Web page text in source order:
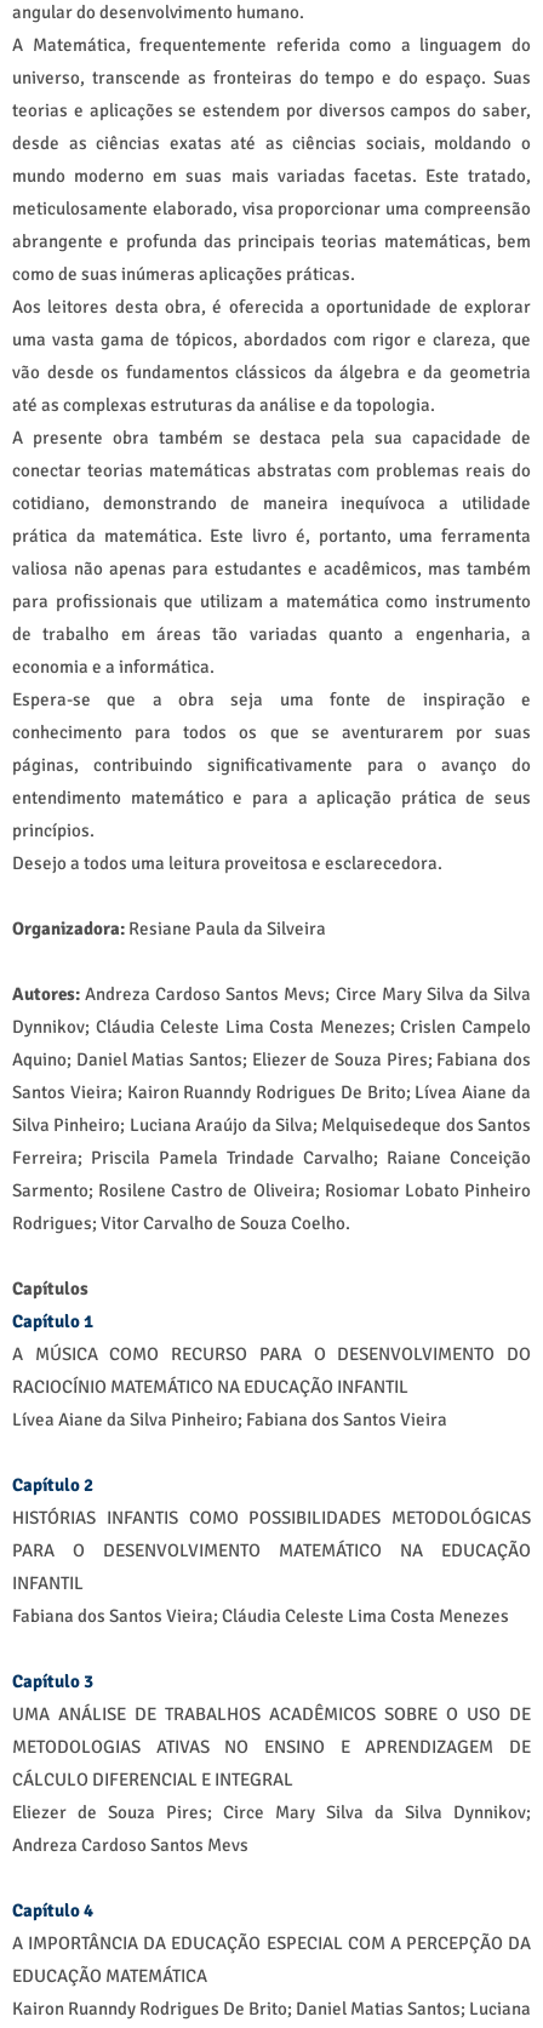
angular do desenvolvimento humano.
A Matemática, frequentemente referida como a linguagem do
universo, transcende as fronteiras do tempo e do espaço. Suas
teorias e aplicações se estendem por diversos campos do saber,
desde as ciências exatas até as ciências sociais, moldando o
mundo moderno em suas mais variadas facetas. Este tratado,
meticulosamente elaborado, visa proporcionar uma compreensão
abrangente e profunda das principais teorias matemáticas, bem
como de suas inúmeras aplicações práticas.
Aos leitores desta obra, é oferecida a oportunidade de explorar
uma vasta gama de tópicos, abordados com rigor e clareza, que
vão desde os fundamentos clássicos da álgebra e da geometria
até as complexas estruturas da análise e da topologia.
A presente obra também se destaca pela sua capacidade de
conectar teorias matemáticas abstratas com problemas reais do
cotidiano, demonstrando de maneira inequívoca a utilidade
prática da matemática. Este livro é, portanto, uma ferramenta
valiosa não apenas para estudantes e acadêmicos, mas também
para profissionais que utilizam a matemática como instrumento
de trabalho em áreas tão variadas quanto a engenharia, a
economia e a informática.
Espera-se que a obra seja uma fonte de inspiração e
conhecimento para todos os que se aventurarem por suas
páginas, contribuindo significativamente para o avanço do
entendimento matemático e para a aplicação prática de seus
princípios.
Desejo a todos uma leitura proveitosa e esclarecedora.
Organizadora: Resiane Paula da Silveira
Autores:Andreza Cardoso Santos Mevs; Circe Mary Silva da Silva
Dynnikov; Cláudia Celeste Lima Costa Menezes; Crislen Campelo
Aquino; Daniel Matias Santos; Eliezer de Souza Pires; Fabiana dos
Santos Vieira; Kairon Ruanndy Rodrigues De Brito; Lívea Aiane da
Silva Pinheiro; Luciana Araújo da Silva; Melquisedeque dos Santos
Ferreira; Priscila Pamela Trindade Carvalho; Raiane Conceição
Sarmento; Rosilene Castro de Oliveira; Rosiomar Lobato Pinheiro
Rodrigues; Vitor Carvalho de Souza Coelho.
Capítulos
Capítulo 1
A MÚSICA COMO RECURSO PARA O DESENVOLVIMENTO DO
RACIOCÍNIO MATEMÁTICO NA EDUCAÇÃO INFANTIL
Lívea Aiane da Silva Pinheiro; Fabiana dos Santos Vieira
Capítulo 2
HISTÓRIAS INFANTIS COMO POSSIBILIDADES METODOLÓGICAS
PARA O DESENVOLVIMENTO MATEMÁTICO NA EDUCAÇÃO
INFANTIL
Fabiana dos Santos Vieira; Cláudia Celeste Lima Costa Menezes
Capítulo 3
UMA ANÁLISE DE TRABALHOS ACADÊMICOS SOBRE O USO DE
METODOLOGIAS ATIVAS NO ENSINO E APRENDIZAGEM DE
CÁLCULO DIFERENCIAL E INTEGRAL
Eliezer de Souza Pires; Circe Mary Silva da Silva Dynnikov;
Andreza Cardoso Santos Mevs
Capítulo 4
A IMPORTÂNCIA DA EDUCAÇÃO ESPECIAL COM A PERCEPÇÃO DA
EDUCAÇÃO MATEMÁTICA
Kairon Ruanndy Rodrigues De Brito; Daniel Matias Santos; Luciana